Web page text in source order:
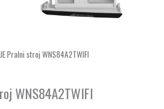
Pralni stroj WNS84A2TWIFI
WNS84A2TWIFI